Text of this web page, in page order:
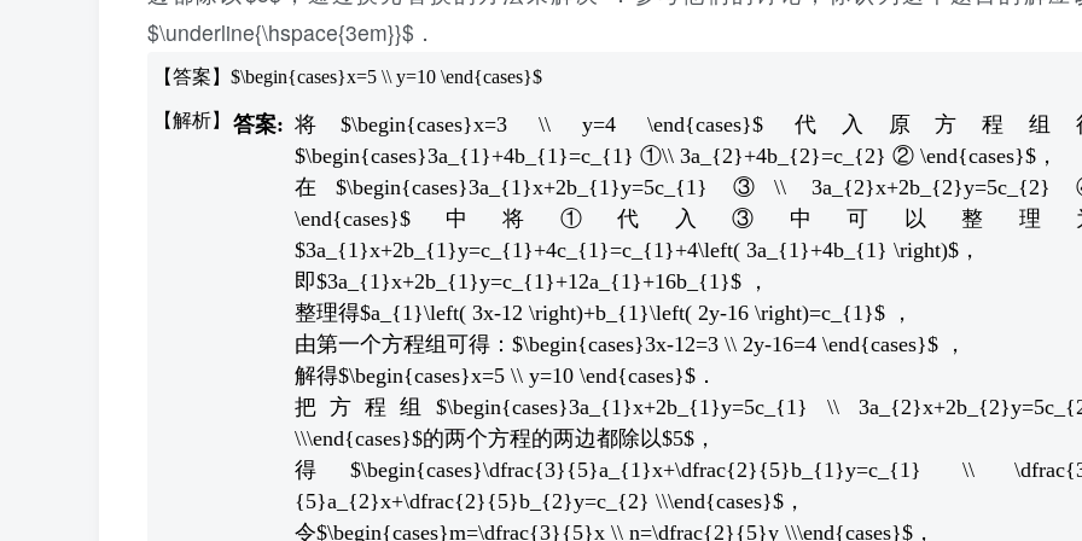
$\underline{\hspace{3em}}$．
【答案】$\begin{cases}x=5 \\ y=10 \end{cases}$
将$\begin{cases}x=3 \\ y=4 \end{cases}$ 代入原方程组
$\begin{cases}3a_{1}+4b_{1}=c_{1} ①\\ 3a_{2}+4b_{2}=c_{2} ② \end{cases}$，
在$\begin{cases}3a_{1}x+2b_{1}y=5c_{1} ③\\ 3a_{2}x+2b_{2}y=5c_{2}
\end{cases}$中将①代入③中可以整理
$3a_{1}x+2b_{1}y=c_{1}+4c_{1}=c_{1}+4\left( 3a_{1}+4b_{1} \right)$，
即$3a_{1}x+2b_{1}y=c_{1}+12a_{1}+16b_{1}$ ，
整理得$a_{1}\left( 3x-12 \right)+b_{1}\left( 2y-16 \right)=c_{1}$ ，
由第一个方程组可得：$\begin{cases}3x-12=3 \\ 2y-16=4 \end{cases}$ ，
解得$\begin{cases}x=5 \\ y=10 \end{cases}$．
把方程组$\begin{cases}3a_{1}x+2b_{1}y=5c_{1} \\
\\\end{cases}$的两个方程的两边都除以$5$，
得$\begin{cases}\dfrac{3}{5}a_{1}x+\dfrac{2}{5}b_{1}y=c_{1} \\
{5}a_{2}x+\dfrac{2}{5}b_{2}y=c_{2} \\\end{cases}$，
令$\begin{cases}m=\dfrac{3}{5}x \\ n=\dfrac{2}{5}y \\\end{cases}$，